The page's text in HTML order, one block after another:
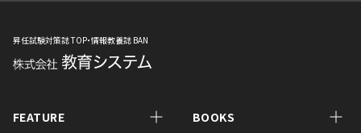
昇任試験対策誌 TOP・情報教養誌 BAN
FEATURE BOOKS